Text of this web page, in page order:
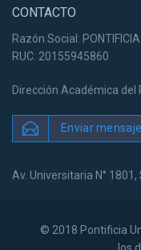
CONTACTO
Razón Social:
RUC: 20155945860
Dirección Académica del
Enviar mensaje
Av. Universitaria N°
© 2018 Pontificia